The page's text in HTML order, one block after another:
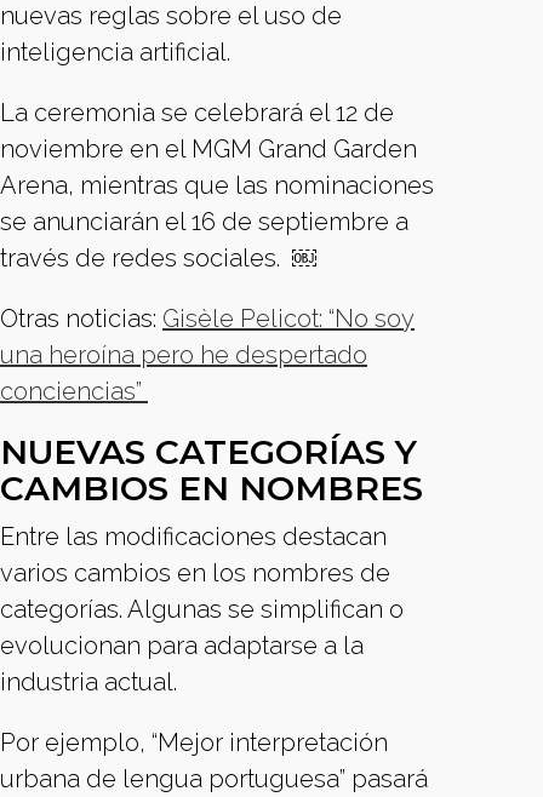
nuevas reglas sobre el uso de
inteligencia artificial.
La ceremonia se celebrará el 12 de
noviembre en el MGM Grand Garden
Arena, mientras que las nominaciones
se anunciarán el 16 de septiembre a
través de redes sociales. ￼
Otras noticias: Gisèle Pelicot: “No soy
una heroína pero he despertado
conciencias”
NUEVAS CATEGORÍAS Y
CAMBIOS EN NOMBRES
Entre las modificaciones destacan
varios cambios en los nombres de
categorías. Algunas se simplifican o
evolucionan para adaptarse a la
industria actual.
Por ejemplo, “Mejor interpretación
urbana de lengua portuguesa” pasará